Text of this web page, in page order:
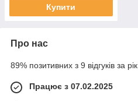
Купити
Про нас
89% позитивних з 9 відгуків за рік
Працює з 07.02.2025